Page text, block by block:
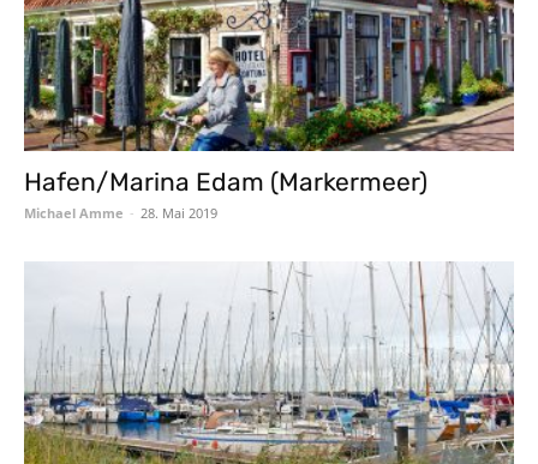
Hafen/Marina Edam (Markermeer)
Michael Amme - 28. Mai 2019